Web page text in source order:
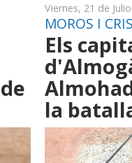
Viernes, 21 de
MOROS I
Els
la